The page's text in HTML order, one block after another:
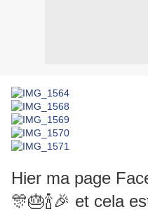
Hier ma page
🎊🎂🍾🎉 et cela